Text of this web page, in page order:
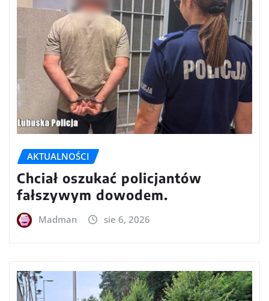
AKTUALNOŚCI
Chciał oszukać policjantów
fałszywym dowodem.
Madman sie 6, 2026